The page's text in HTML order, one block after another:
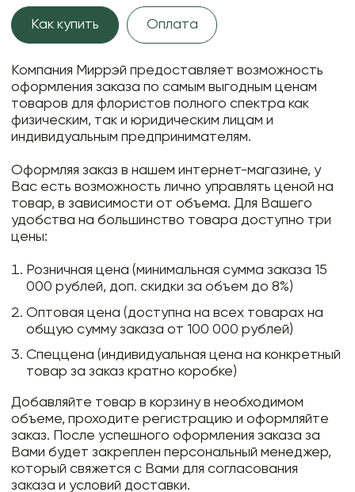
Как купить Оплата
Компания Миррэй предоставляет возможность
оформления заказа по самым выгодным ценам
товаров для флористов полного спектра как
физическим, так и юридическим лицам и
индивидуальным предпринимателям.
Оформляя заказ в нашем интернет-магазине, у
Вас есть возможность лично управлять ценой на
товар, в зависимости от объема. Для Вашего
удобства на большинство товара доступно три
цены:
Розничная цена (минимальная сумма заказа 15
000 рублей, доп. скидки за объем до 8%)
Оптовая цена (доступна на всех товарах на
общую сумму заказа от 100 000 рублей)
Спеццена (индивидуальная цена на конкретный
товар за заказ кратно коробке)
Добавляйте товар в корзину в необходимом
объеме, проходите регистрацию и оформляйте
заказ. После успешного оформления заказа за
Вами будет закреплен персональный менеджер,
который свяжется с Вами для согласования
заказа и условий доставки.